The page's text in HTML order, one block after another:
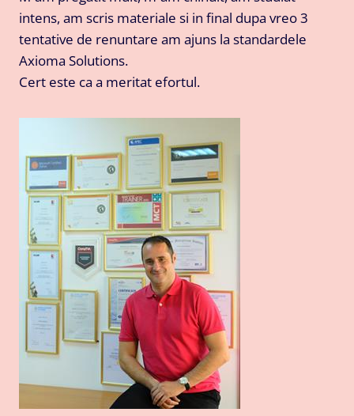
intens, am scris materiale si in final dupa vreo 3
tentative de renuntare am ajuns la standardele
Axioma Solutions.
Cert este ca a meritat efortul.